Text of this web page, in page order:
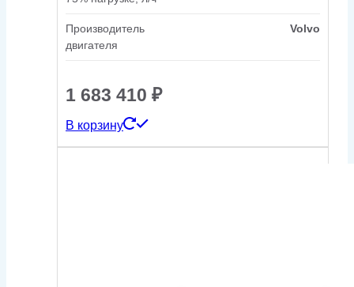
Производитель
двигателя
Volvo
1 683 410 ₽
В корзину